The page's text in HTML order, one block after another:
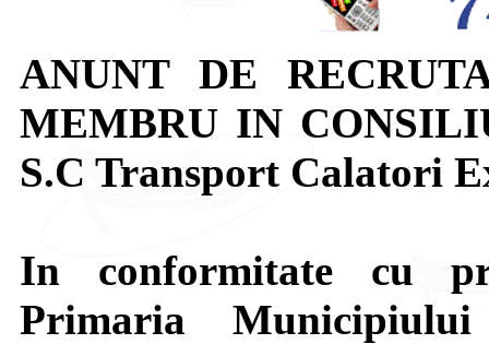
ANUNT DE
MEMBRU IN
S.C Transport Calatori
In conformitate cu
Primaria